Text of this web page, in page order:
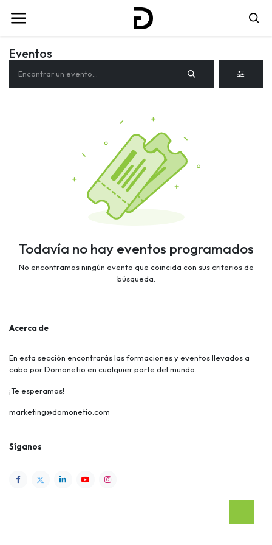
Eventos
Todavía no hay eventos programados
No encontramos ningún evento que coincida con sus criterios de
búsqueda.
Acerca de
En esta sección encontrarás las formaciones y eventos llevados a
cabo por Domonetio en cualquier parte del mundo.
¡Te esperamos!
marketing@domonetio.com
Síganos